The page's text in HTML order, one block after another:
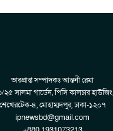
ভারপ্রাপ্ত সম্পাদকঃ আন্তনী রেমা
সালমা গার্ডেন, পিসি কালচার হাউজিং
শেখেরটেক-৪, মোহাম্মদপুর, ঢাকা-১২০৭
ipnewsbd@gmail.com